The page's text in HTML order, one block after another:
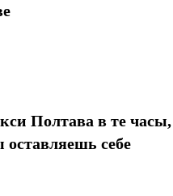
Полтава в те часы,
себе